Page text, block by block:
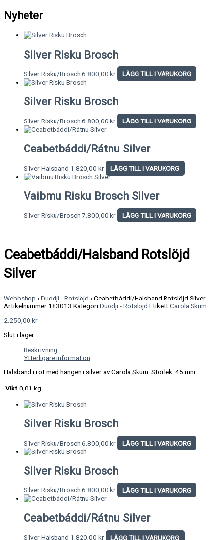
Nyheter
Silver Risku Brosch
Silver Risku/Brosch 6.800,00 kr LÄGG TILL I VARUKORG
Silver Risku Brosch
Silver Risku/Brosch 6.800,00 kr LÄGG TILL I VARUKORG
Ceabetbáddi/Rátnu Silver
Silver Halsband 1.820,00 kr LÄGG TILL I VARUKORG
Vaibmu Risku Brosch Silver
Silver Risku/Brosch 7.800,00 kr LÄGG TILL I VARUKORG
Ceabetbáddi/Halsband Rotslöjd
Silver
Webbshop ›Duodji - Rotslöjd ›Ceabetbáddi/Halsband Rotslöjd Silver
Artikelnummer 183013 KategoriDuodji - Rotslöjd EtikettCarola Skum
2.250,00 kr
Slut i lager
Beskrivning
Ytterligare information
Halsband i rot med hängen i silver av Carola Skum. Storlek: 45 mm.
Vikt 0,01 kg
Silver Risku Brosch
Silver Risku/Brosch 6.800,00 kr LÄGG TILL I VARUKORG
Silver Risku Brosch
Silver Risku/Brosch 6.800,00 kr LÄGG TILL I VARUKORG
Ceabetbáddi/Rátnu Silver
Silver Halsband 1.820,00 kr LÄGG TILL I VARUKORG